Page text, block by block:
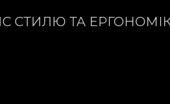
СТИЛЮ ТА